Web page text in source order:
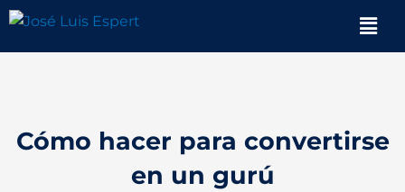
contenido
Cómo hacer para convertirse
en un gurú